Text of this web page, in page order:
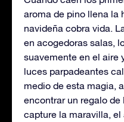
aroma de pino llena la
navideña cobra vida.
en acogedoras salas,
suavemente en el aire
luces parpadeantes
medio de esta magia,
encontrar un regalo
capture la maravilla, el